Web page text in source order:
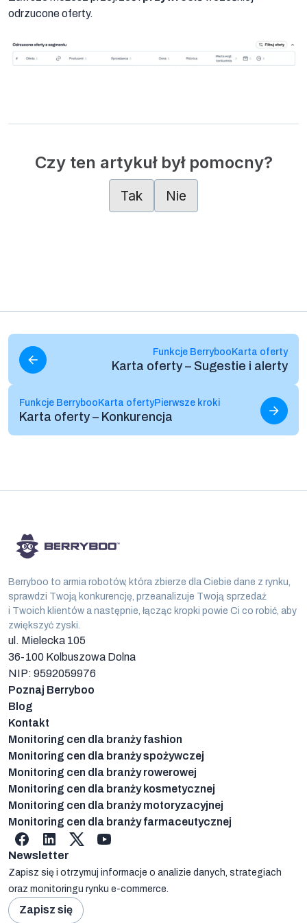
odrzucone oferty.
Czy ten artykuł był pomocny?
Tak Nie
Czytaj więcej
Funkcje Berryboo Karta oferty
Karta oferty – Sugestie i alerty
Czytaj więcej
Funkcje Berryboo Karta ofertyPierwsze kroki
Karta oferty – Konkurencja
Berryboo to armia robotów, która zbierze dla Ciebie dane z rynku,
sprawdzi Twoją konkurencję, przeanalizuje Twoją sprzedaż
i Twoich klientów a następnie, łącząc kropki powie Ci co robić, aby
zwiększyć zyski.
ul. Mielecka 105
36-100 Kolbuszowa Dolna
NIP: 9592059976
Poznaj Berryboo
Blog
Kontakt
Monitoring cen dla branży fashion
Monitoring cen dla branży spożywczej
Monitoring cen dla branży rowerowej
Monitoring cen dla branży kosmetycznej
Monitoring cen dla branży motoryzacyjnej
Monitoring cen dla branży farmaceutycznej
Facebook
linkedin
Newsletter
Zapisz się i otrzymuj informacje o analizie danych, strategiach
oraz monitoringu rynku e-commerce.
Zapisz się